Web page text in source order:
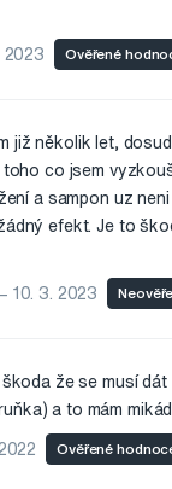
2023 Ověřené
již několik let,
co jsem
a sampon uz
efekt. Je to
10. 3. 2023
škoda že se musí
a to mám
Ověřené